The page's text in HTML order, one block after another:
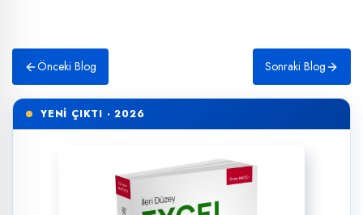
Önceki Blog Sonraki Blog
YENİ ÇIKTI · 2026